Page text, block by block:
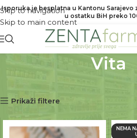
Skip to navigation
Skip to main content
Isporuka je besplatna u Kantonu Sarajevo
u ostatku BiH preko
Vita
Prikaži filtere
NEMA